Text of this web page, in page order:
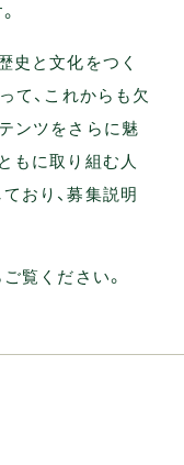
史と文化をつく
て、これからも欠
ンツをさらに魅
もに取り組む人
おり、募集説明
覧ください。